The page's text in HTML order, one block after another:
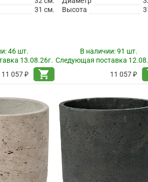
31 см.
46 шт.
13.08.26г.
11 057 ₽
shopping_cart
Высота
В наличии:91 шт.
Следующая поставка
11 057 ₽